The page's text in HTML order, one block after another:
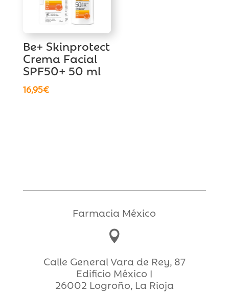
Be+ Skinprotect
Crema Facial
SPF50+ 50 ml
16,95€
Farmacia México

Calle General Vara de Rey, 87
Edificio México I
26002 Logroño, La Rioja